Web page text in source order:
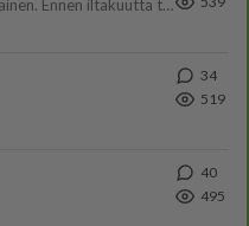
Poliisin mukaan nuori oli lähes täysi-ikäinen. Ennen iltakuutta tulleen ilmoituksen mukaan ihminen oli joutunut mahdoll
34
519
40
495